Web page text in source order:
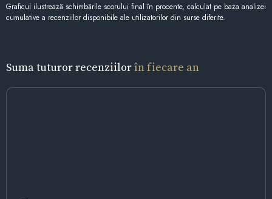
Graficul ilustrează schimbările scorului final în procente, calculat pe baza analizei
cumulative a recenziilor disponibile ale utilizatorilor din surse diferite.
Suma tuturor recenziilorîn fiecare an